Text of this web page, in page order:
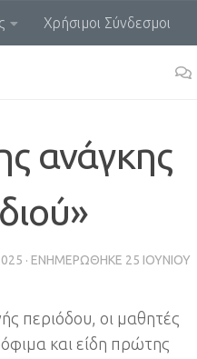
Χρήσιμοι Σύνδεσμοι
ανάγκης
· ΕΝΗΜΕΡΏΘΗΚΕ 25 ΙΟΥΝΊΟΥ
περιόδου, οι μαθητές
και είδη πρώτης